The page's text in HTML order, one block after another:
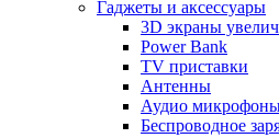
Гаджеты и аксессуары
3D экраны
Power Bank
TV приставки
Антенны
Аудио
Беспроводное